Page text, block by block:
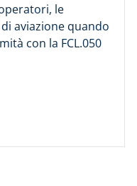
le
aviazione quando
con la FCL.050